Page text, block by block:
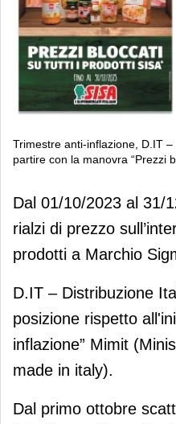
Trimestre anti-inflazione, D.IT
partire con la manovra “Prezzi
Trimestre anti-
Distribuzione
con la manovra
Dal 01/10/2023 al 31/
rialzi di prezzo
prodotti a Marchio
D.IT – Distribuzione
posizione rispetto
inflazione” Mimit
made in italy).
Dal primo ottobre